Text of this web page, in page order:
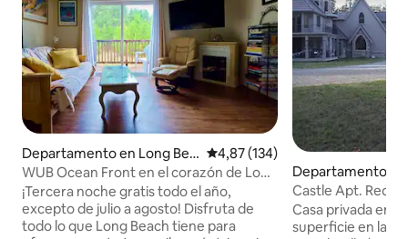
Departamento en Long Bea
ch
Calificación promedio: 4,87 de
4,87 (134)
WUB Ocean Front en el corazón de Long
Beach
¡Tercera noche gratis todo el año,
excepto de julio a agosto! Disfruta de
todo lo que Long Beach tiene para
Departamento
le
Castle Apt.
y Queen
Casa privada en
superficie en la